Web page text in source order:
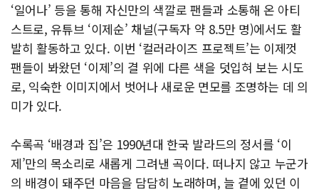
‘일어나’ 등을 통해 자신만의 색깔로 팬들과 소통해 온 아티
스트로, 유튜브 ‘이제순’ 채널(구독자 약 8.5만 명)에서도 활
발히 활동하고 있다. 이번 ‘컬러라이즈 프로젝트’는 이제껏
팬들이 봐왔던 ‘이제’의 결 위에 다른 색을 덧입혀 보는 시도
로, 익숙한 이미지에서 벗어나 새로운 면모를 조명하는 데 의
미가 있다.
수록곡 ‘배경과 집’은 1990년대 한국 발라드의 정서를 ‘이
제’만의 목소리로 새롭게 그려낸 곡이다. 떠나지 않고 누군가
의 배경이 돼주던 마음을 담담히 노래하며, 늘 곁에 있던 이